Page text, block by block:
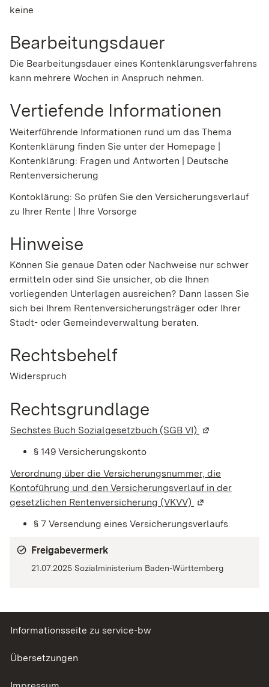
keine
Bearbeitungsdauer
Die Bearbeitungsdauer eines Kontenklärungsverfahrens
kann mehrere Wochen in Anspruch nehmen.
Vertiefende Informationen
Weiterführende Informationen rund um das Thema
Kontenklärung finden Sie unter der Homepage |
Kontenklärung: Fragen und Antworten | Deutsche
Rentenversicherung
Kontoklärung: So prüfen Sie den Versicherungsverlauf
zu Ihrer Rente | Ihre Vorsorge
Hinweise
Können Sie genaue Daten oder Nachweise nur schwer
ermitteln oder sind Sie unsicher, ob die Ihnen
vorliegenden Unterlagen ausreichen? Dann lassen Sie
sich bei Ihrem Rentenversicherungsträger oder Ihrer
Stadt- oder Gemeindeverwaltung beraten.
Rechtsbehelf
Widerspruch
Rechtsgrundlage
Sechstes Buch Sozialgesetzbuch (SGB VI) (Wird in
§ 149 Versicherungskonto
Verordnung über die Versicherungsnummer, die
Kontoführung und den Versicherungsverlauf in der
gesetzlichen Rentenversicherung (VKVV) (Wird in einem
§ 7 Versendung eines Versicherungsverlaufs
Freigabevermerk
21.07.2025 Sozialministerium Baden-Württemberg
Informationsseite zu service-bw
Übersetzungen